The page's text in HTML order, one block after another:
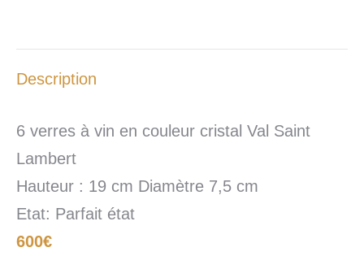
Description
6 verres à vin en couleur cristal Val Saint
Lambert
Hauteur : 19 cm Diamètre 7,5 cm
Etat: Parfait état
600€